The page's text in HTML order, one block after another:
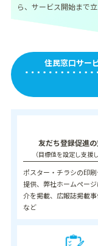
ら、サービス開始まで
住民窓口サー
友だち登録促進
（目標値を設定し支援
ポスター・チラシの印
提供、 弊社ホームペー
介を掲載、 広報誌掲載
など